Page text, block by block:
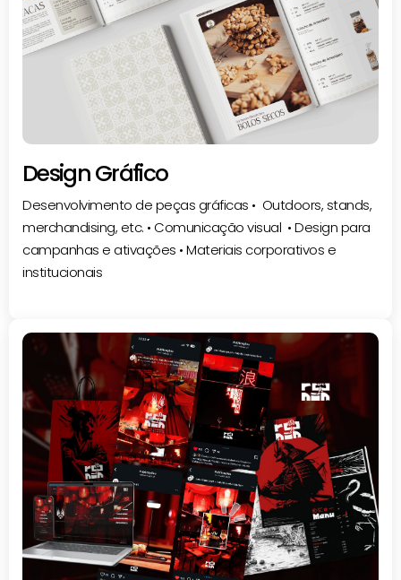
Design Gráfico
Desenvolvimento de peças gráficas • Outdoors, stands,
merchandising, etc. • Comunicação visual • Design para
campanhas e ativações • Materiais corporativos e
institucionais